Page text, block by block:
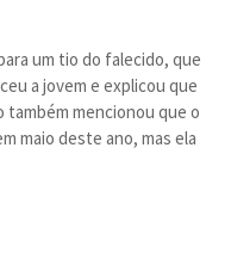
um tio do falecido, que
a jovem e explicou que
também mencionou que o
maio deste ano, mas ela